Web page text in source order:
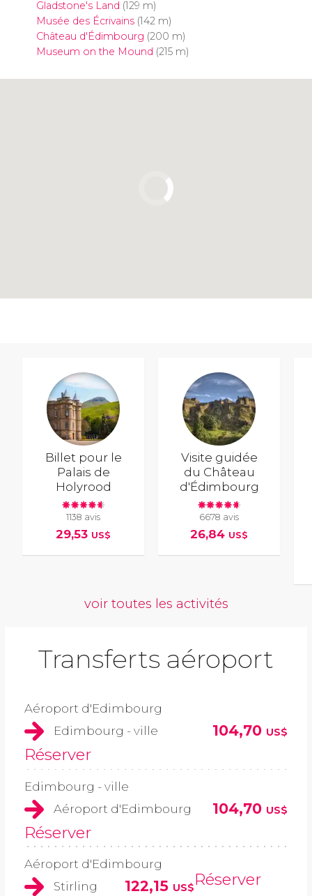
Gladstone's Land (129 m)
Musée des Écrivains(142 m)
Château d'Édimbourg (200 m)
Museum on the Mound (215 m)
Billet pour le
Palais de
Holyrood
1138 avis
29,53 US$
Visite guidée
du Château
d'Édimbourg
6678 avis
26,84 US$
voir toutes les activités
Transferts aéroport
Aéroport d'Edimbourg
Edimbourg - ville
104,70 US$
Réserver
Edimbourg - ville
Aéroport d'Edimbourg
104,70 US$
Réserver
Aéroport d'Edimbourg
Stirling
122,15 US$Réserver